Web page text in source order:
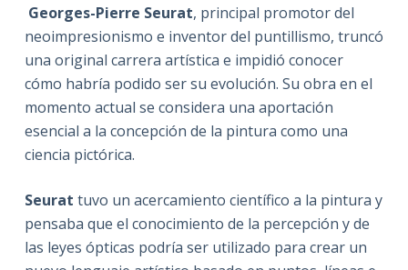
Georges-Pierre Seurat, principal promotor del
neoimpresionismo e inventor del puntillismo, truncó
una original carrera artística e impidió conocer
cómo habría podido ser su evolución. Su obra en el
momento actual se considera una aportación
esencial a la concepción de la pintura como una
ciencia pictórica.
Seurat tuvo un acercamiento científico a la pintura y
pensaba que el conocimiento de la percepción y de
las leyes ópticas podría ser utilizado para crear un